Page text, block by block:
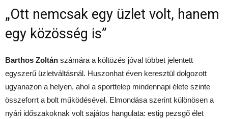
„Ott nemcsak egy üzlet volt, hanem
egy közösség is”
Barthos Zoltán számára a költözés jóval többet jelentett
egyszerű üzletváltásnál. Huszonhat éven keresztül dolgozott
ugyanazon a helyen, ahol a sporttelep mindennapi élete szinte
összeforrt a bolt működésével. Elmondása szerint különösen a
nyári időszakoknak volt sajátos hangulata: estig pezsgő élet